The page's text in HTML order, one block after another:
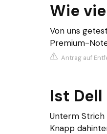
Wie
Von uns
Premium-
Antrag auf
Ist
Unterm Strich
Knapp